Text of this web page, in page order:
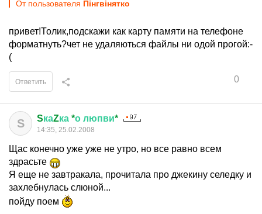
От пользователя Пiнгвiнятко
привет!Толик,подскажи как карту памяти на телефоне
форматнуть?чет не удаляються файлы ни одой прогой:-
(
0
Ответить
S SкаZка *о люпви*
14:35, 25.02.2008
Щас конечно уже уже не утро, но все равно всем
здрасьте
Я еще не завтракала, прочитала про джекину селедку и
захлебнулась слюной...
пойду поем